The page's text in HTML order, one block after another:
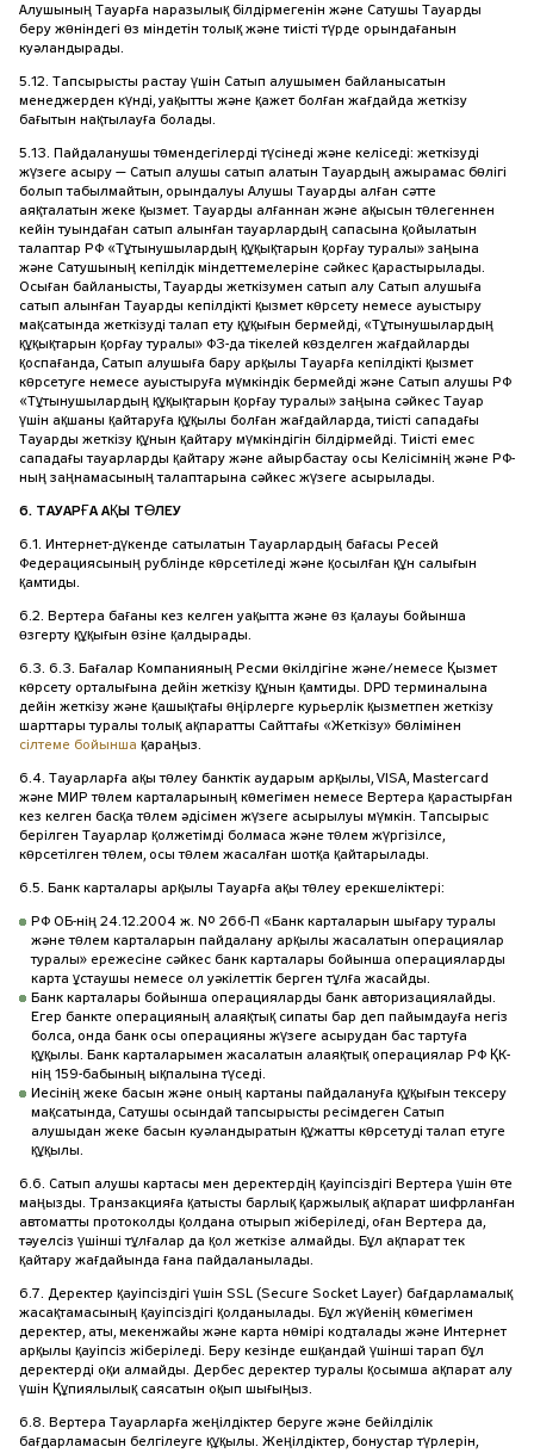
Алушының Тауарға наразылық білдірмегенін және Сатушы Тауарды
беру жөніндегі өз міндетін толық және тиісті түрде орындағанын
куәландырады.
5.12. Тапсырысты растау үшін Сатып алушымен байланысатын
менеджерден күнді, уақытты және қажет болған жағдайда жеткізу
бағытын нақтылауға болады.
5.13. Пайдаланушы төмендегілерді түсінеді және келіседі: жеткізуді
жүзеге асыру — Сатып алушы сатып алатын Тауардың ажырамас бөлігі
болып табылмайтын, орындалуы Алушы Тауарды алған сәтте
аяқталатын жеке қызмет. Тауарды алғаннан және ақысын төлегеннен
кейін туындаған сатып алынған тауарлардың сапасына қойылатын
талаптар РФ «Тұтынушылардың құқықтарын қорғау туралы» заңына
және Сатушының кепілдік міндеттемелеріне сәйкес қарастырылады.
Осыған байланысты, Тауарды жеткізумен сатып алу Сатып алушыға
сатып алынған Тауарды кепілдікті қызмет көрсету немесе ауыстыру
мақсатында жеткізуді талап ету құқығын бермейді, «Тұтынушылардың
құқықтарын қорғау туралы» ФЗ-да тікелей көзделген жағдайларды
қоспағанда, Сатып алушыға бару арқылы Тауарға кепілдікті қызмет
көрсетуге немесе ауыстыруға мүмкіндік бермейді және Сатып алушы РФ
«Тұтынушылардың құқықтарын қорғау туралы» заңына сәйкес Тауар
үшін ақшаны қайтаруға құқылы болған жағдайларда, тиісті сападағы
Тауарды жеткізу құнын қайтару мүмкіндігін білдірмейді. Тиісті емес
сападағы тауарларды қайтару және айырбастау осы Келісімнің және РФ-
ның заңнамасының талаптарына сәйкес жүзеге асырылады.
6. ТАУАРҒА АҚЫ ТӨЛЕУ
6.1. Интернет-дүкенде сатылатын Тауарлардың бағасы Ресей
Федерациясының рублінде көрсетіледі және қосылған құн салығын
қамтиды.
6.2. Вертера бағаны кез келген уақытта және өз қалауы бойынша
өзгерту құқығын өзіне қалдырады.
6.3. 6.3. Бағалар Компанияның Ресми өкілдігіне және/немесе Қызмет
көрсету орталығына дейін жеткізу құнын қамтиды. DPD терминалына
дейін жеткізу және қашықтағы өңірлерге курьерлік қызметпен жеткізу
шарттары туралы толық ақпаратты Сайттағы «Жеткізу» бөлімінен
сілтеме бойынша қараңыз.
6.4. Тауарларға ақы төлеу банктік аударым арқылы, VISA, Mastercard
және МИР төлем карталарының көмегімен немесе Вертера қарастырған
кез келген басқа төлем әдісімен жүзеге асырылуы мүмкін. Тапсырыс
берілген Тауарлар қолжетімді болмаса және төлем жүргізілсе,
көрсетілген төлем, осы төлем жасалған шотқа қайтарылады.
6.5. Банк карталары арқылы Тауарға ақы төлеу ерекшеліктері:
РФ ОБ-нің 24.12.2004 ж. № 266-П «Банк карталарын шығару туралы
және төлем карталарын пайдалану арқылы жасалатын операциялар
туралы» ережесіне сәйкес банк карталары бойынша операцияларды
карта ұстаушы немесе ол уәкілеттік берген тұлға жасайды.
Банк карталары бойынша операцияларды банк авторизациялайды.
Егер банкте операцияның алаяқтық сипаты бар деп пайымдауға негіз
болса, онда банк осы операцияны жүзеге асырудан бас тартуға
құқылы. Банк карталарымен жасалатын алаяқтық операциялар РФ ҚК-
нің 159-бабының ықпалына түседі.
Иесінің жеке басын және оның картаны пайдалануға құқығын тексеру
мақсатында, Сатушы осындай тапсырысты ресімдеген Сатып
алушыдан жеке басын куәландыратын құжатты көрсетуді талап етуге
құқылы.
6.6. Сатып алушы картасы мен деректердің қауіпсіздігі Вертера үшін өте
маңызды. Транзакцияға қатысты барлық қаржылық ақпарат шифрланған
автоматты протоколды қолдана отырып жіберіледі, оған Вертера да,
тәуелсіз үшінші тұлғалар да қол жеткізе алмайды. Бұл ақпарат тек
қайтару жағдайында ғана пайдаланылады.
6.7. Деректер қауіпсіздігі үшін SSL (Secure Socket Layer) бағдарламалық
жасақтамасының қауіпсіздігі қолданылады. Бұл жүйенің көмегімен
деректер, аты, мекенжайы және карта нөмірі кодталады және Интернет
арқылы қауіпсіз жіберіледі. Беру кезінде ешқандай үшінші тарап бұл
деректерді оқи алмайды. Дербес деректер туралы қосымша ақпарат алу
үшін Құпиялылық саясатын оқып шығыңыз.
6.8. Вертера Тауарларға жеңілдіктер беруге және бейілділік
бағдарламасын белгілеуге құқылы. Жеңілдіктер, бонустар түрлерін,